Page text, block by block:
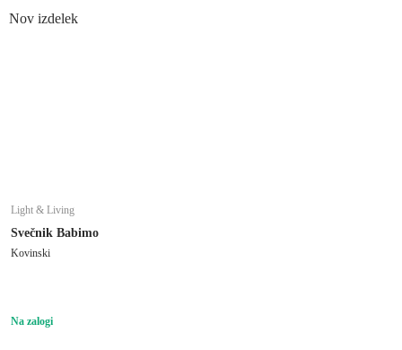
Nov izdelek
Light & Living
Svečnik Babimo
Kovinski
Na zalogi